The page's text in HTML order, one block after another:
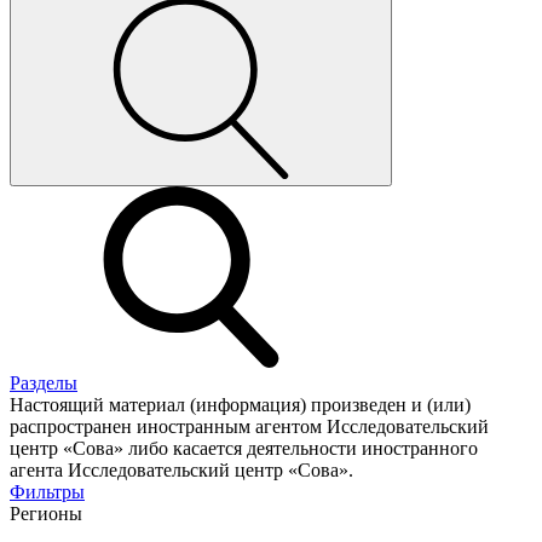
Разделы
Настоящий материал (информация) произведен и (или)
распространен иностранным агентом Исследовательский
центр «Сова» либо касается деятельности иностранного
агента Исследовательский центр «Сова».
Фильтры
Регионы